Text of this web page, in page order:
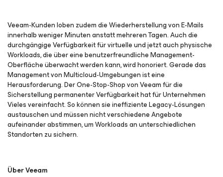
Veeam-Kunden loben zudem die Wiederherstellung von E-Mails
innerhalb weniger Minuten anstatt mehreren Tagen. Auch die
durchgängige Verfügbarkeit für virtuelle und jetzt auch physische
Workloads, die über eine benutzerfreundliche Management-
Oberfläche überwacht werden kann, wird honoriert. Gerade das
Management von Multicloud-Umgebungen ist eine
Herausforderung. Der One-Stop-Shop von Veeam für die
Sicherstellung permanenter Verfügbarkeit hat für Unternehmen
Vieles vereinfacht. So können sie ineffiziente Legacy-Lösungen
austauschen und müssen nicht verschiedene Angebote
aufeinander abstimmen, um Workloads an unterschiedlichen
Standorten zu sichern.
Über Veeam